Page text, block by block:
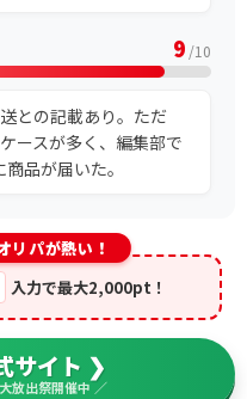
9 /10
との記載あり。ただ
ースが多く、編集部で
品が届いた。
リパが熱い！
入力で最大2,000pt！
サイト ❯
放出祭開催中 ／